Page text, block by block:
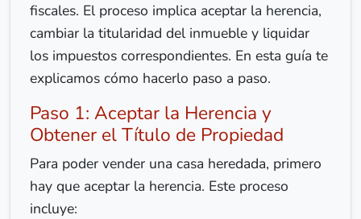
fiscales. El proceso implica aceptar la herencia,
cambiar la titularidad del inmueble y liquidar
los impuestos correspondientes. En esta guía te
explicamos cómo hacerlo paso a paso.
Paso 1: Aceptar la Herencia y
Obtener el Título de Propiedad
Para poder vender una casa heredada, primero
hay que aceptar la herencia. Este proceso
incluye: